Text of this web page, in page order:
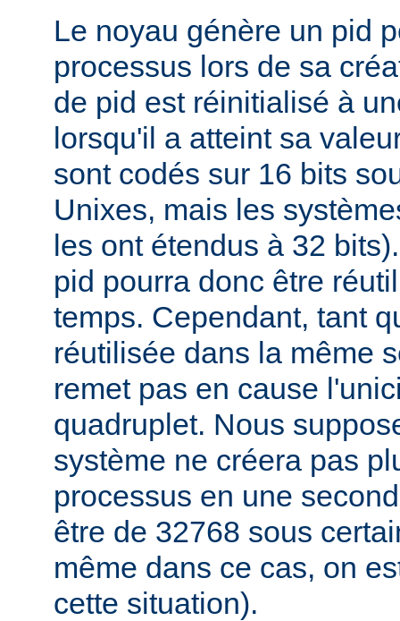
Le noyau génère un pid
processus lors de sa
de pid est réinitialisé à
lorsqu'il a atteint sa
sont codés sur 16 bits
Unixes, mais les
les ont étendus à 32
pid pourra donc être
temps. Cependant, tant
réutilisée dans la même
remet pas en cause
quadruplet. Nous
système ne créera pas
processus en une
être de 32768 sous
même dans ce cas, on
cette situation).